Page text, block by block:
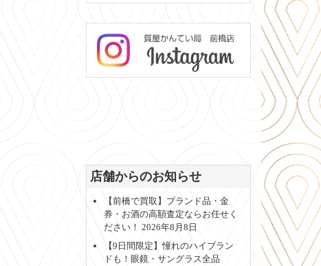
店舗からのお知らせ
【前橋で買取】ブランド品・金
券・お酒の高額査定ならお任せく
ださい！ 2026年8月8日
【9日間限定】憧れのハイブラン
ドも！眼鏡・サングラス全品